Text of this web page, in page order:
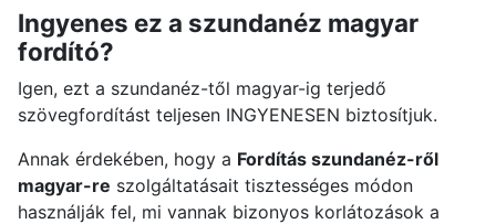
Ingyenes ez a szundanéz magyar
fordító?
Igen, ezt a szundanéz-től magyar-ig terjedő
szövegfordítást teljesen INGYENESEN biztosítjuk.
Annak érdekében, hogy a Fordítás szundanéz-ről
magyar-re szolgáltatásait tisztességes módon
használják fel, mi vannak bizonyos korlátozások a